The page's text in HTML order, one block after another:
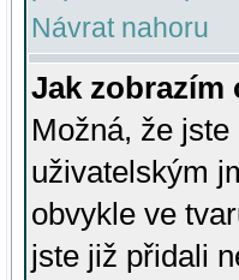
Návrat nahoru
Jak zobrazím
Možná, že
uživatelským
obvykle ve
jste již přidali